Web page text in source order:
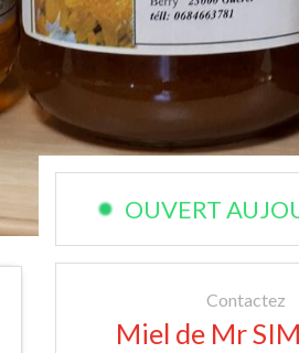
OUVERT
Contactez
Miel de Mr